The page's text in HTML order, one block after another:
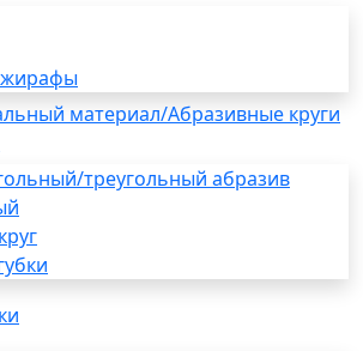
материал/Абразивные круги
треугольный абразив